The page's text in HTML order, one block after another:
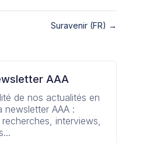
Suravenir (FR) →
AAA
de nos actualités en
AAA :
interviews,